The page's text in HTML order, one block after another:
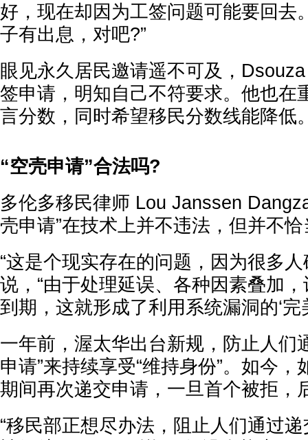
好，现在却因为工签问题可能要回去
子有出息，对吧?”
眼见永久居民邀请遥不可及，
签申请，明知自己不符要求。他也在
言分数，同时希望移民分数线能降低
“空壳申请”合法吗?
多伦多移民律师 Lou Janssen
壳申请”在技术上并不违法，但并不
“这是个现实存在的问题，因为很多
说，“由于处理延误、各种因素叠加
到期，这就形成了利用系统漏洞的‘完
一年前，渥太华出台新规，防止人们
申请”来持续享受“维持身份”。如今
期间再次递交申请，一旦首个被拒，
“移民部正想尽办法，阻止人们通过递